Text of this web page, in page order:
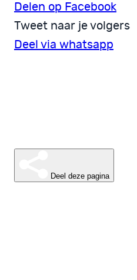
Delen op Facebook
Tweet naar je volgers
Deel via whatsapp
Deel deze pagina